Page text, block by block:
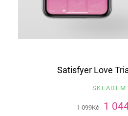
Satisfyer Love
SKLADEM
1 099Kč 1